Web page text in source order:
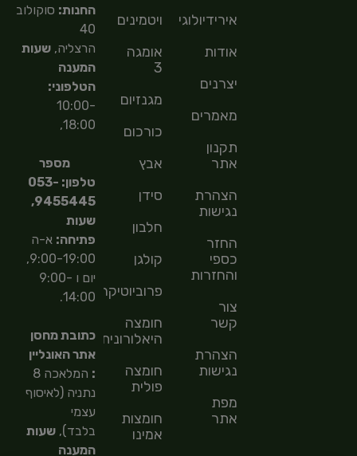
אירידיולוגיה
אודות
יצרנים
מאמרים
תקנון
אתר
הצהרת
נגישות
החזר
כספי
והחזרות
צור
קשר
הצהרת
נגישות
מפת
אתר
ויטמינים
אומגה
3
מגנזיום
כורכום
אבץ
סידן
חלבון
קולגן
פרוביוטיקה
חומצה
היאלורונית
חומצה
פולית
חומצות
אמינו
החנות: סוקולוב
40
הרצליה,שעות
המענה
הטלפוני:
10:00-
18:00,
מספר
טלפון: 053-
9455445,
שעות
פתיחה: א-ה
9:00-19:00,
יום ו 9:00-
14:00.
כתובת מחסן
אתר האונליין
:
המלאכה 8
נתניה (לאיסוף
עצמי
בלבד),שעות
המענה